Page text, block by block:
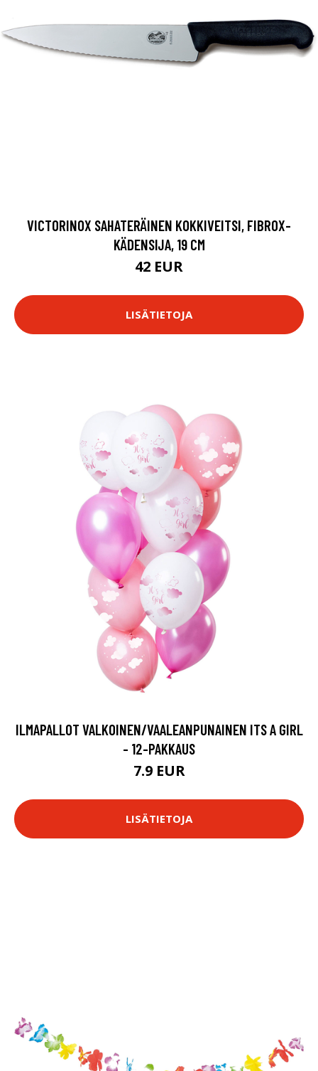
VICTORINOX SAHATERÄINEN KOKKIVEITSI, FIBROX-
KÄDENSIJA, 19 CM
42 EUR
LISÄTIETOJA
ILMAPALLOT VALKOINEN/VAALEANPUNAINEN ITS A GIRL
- 12-PAKKAUS
7.9 EUR
LISÄTIETOJA